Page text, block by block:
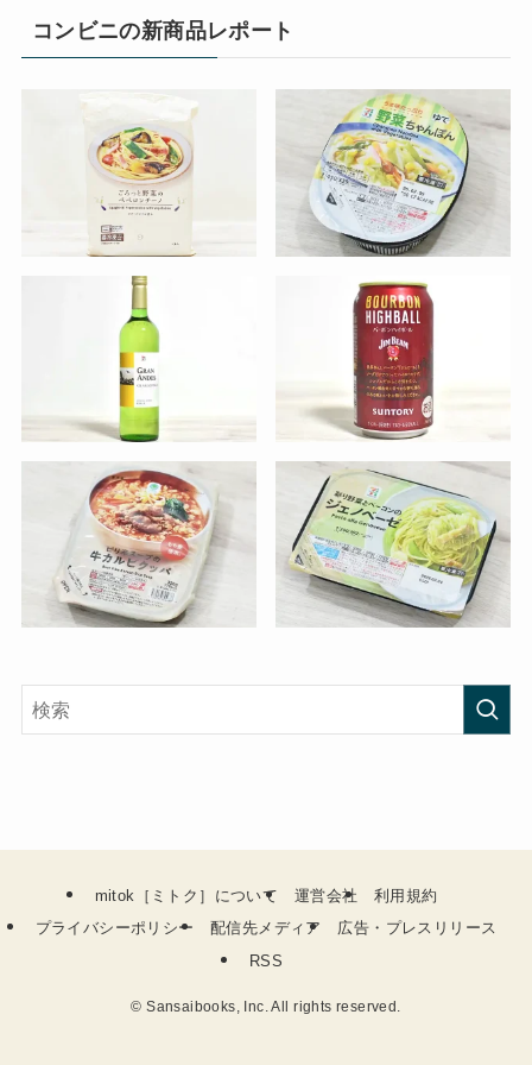
コンビニの新商品レポート
mitok［ミトク］について 運営会社
利用規約
プライバシーポリシー
配信先メディア
広告・プレスリリース
RSS
© Sansaibooks, Inc. All rights reserved.